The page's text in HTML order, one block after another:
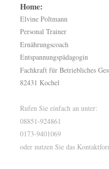
Home:
Elvine Poltmann
Personal Trainer
Ernährungscoach
Entspannungspädagogin
Fachkraft für Betriebliches
82431 Kochel
Rufen Sie einfach an unter:
08851-924861
0173-9401069
oder nutzen Sie das